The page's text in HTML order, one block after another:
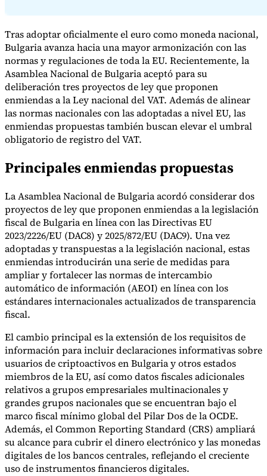
Herramientas
Calculadora de VATCalculadora de GSTCalculadora del impuesto
sobre las ventasVerificador de número de VATRastreador de
mandatos de facturación electrónica
Expertos
Nuestros autores
Conviértase en colaborador Elija un experto
Tras adoptar oficialmente el euro como moneda nacional,
Bulgaria avanza hacia una mayor armonización con las
normas y regulaciones de toda la EU. Recientemente, la
Asamblea Nacional de Bulgaria aceptó para su
deliberación tres proyectos de ley que proponen
enmiendas a la Ley nacional del VAT. Además de alinear
las normas nacionales con las adoptadas a nivel EU, las
enmiendas propuestas también buscan elevar el umbral
obligatorio de registro del VAT.
Principales enmiendas propuestas
La Asamblea Nacional de Bulgaria acordó considerar dos
proyectos de ley que proponen enmiendas a la legislación
fiscal de Bulgaria en línea con las Directivas EU
2023/2226/EU (DAC8) y 2025/872/EU (DAC9). Una vez
adoptadas y transpuestas a la legislación nacional, estas
enmiendas introducirán una serie de medidas para
ampliar y fortalecer las normas de intercambio
automático de información (AEOI) en línea con los
estándares internacionales actualizados de transparencia
fiscal.
El cambio principal es la extensión de los requisitos de
información para incluir declaraciones informativas sobre
usuarios de criptoactivos en Bulgaria y otros estados
miembros de la EU, así como datos fiscales adicionales
relativos a grupos empresariales multinacionales y
grandes grupos nacionales que se encuentran bajo el
marco fiscal mínimo global del Pilar Dos de la OCDE.
Además, el Common Reporting Standard (CRS) ampliará
su alcance para cubrir el dinero electrónico y las monedas
digitales de los bancos centrales, reflejando el creciente
uso de instrumentos financieros digitales.